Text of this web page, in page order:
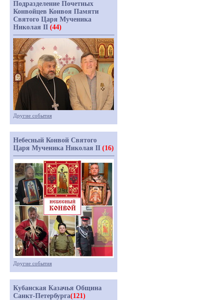
Подразделение Почетных
Конвойцев Конвоя Памяти
Святого Царя Мученика
Николая II (44)
Другие события
Небесный Конвой Святого
Царя Мученика Николая II (16)
Другие события
Кубанская Казачья Община
Санкт-Петербурга(121)